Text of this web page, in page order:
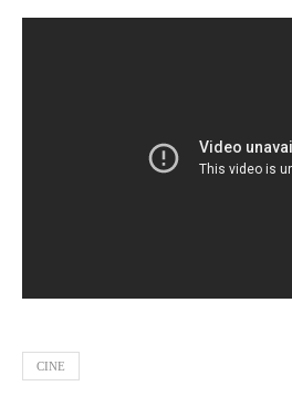
CINE